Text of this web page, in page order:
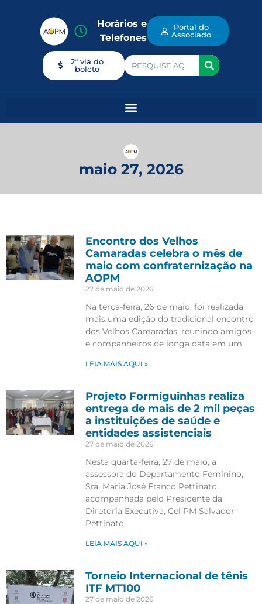
Horários e
Telefones
Portal do
Associado
2ª via do
boleto
maio 27, 2026
Encontro dos Velhos
Camaradas celebra o mês de
maio com confraternização na
AOPM
27 de maio de 2026
Na terça-feira, 26 de maio, foi realizada
mais uma edição do tradicional encontro
dos Velhos Camaradas, reunindo amigos
e companheiros de longa data em um
LEIA MAIS AQUI »
Projeto Formiguinhas realiza
entrega de mais de 2 mil peças
a instituições de saúde e
entidades assistenciais
27 de maio de 2026
Nesta quarta-feira, 27 de maio, a
assessora do Departamento Feminino,
Sra. Maria José Franco Pettinato,
acompanhada pelo Presidente da
Diretoria Executiva, Cel PM Salvador
Pettinato
LEIA MAIS AQUI »
Torneio Internacional de tênis
ITF MT100
27 de maio de 2026